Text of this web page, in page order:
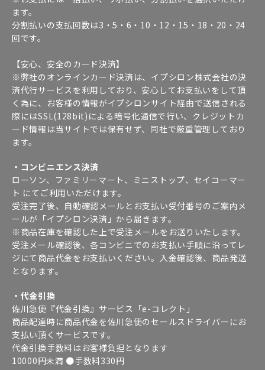
ます。
分割払いの支払回数は3・5・6・10・12・15・18・20・24
回です。
【安心、安全のカード決済】
※弊社のオンラインカード決済は、イプシロン株式会社の決
済代行サービスを利用しており、安心してお支払いをして頂
く為に、お客様の情報がイプシロンサイト経由で送信される
際にはSSL(128bit)による暗号化通信で行い、クレジットカ
ード情報は当サイトでは保有せず、同社で厳重管理しており
ます。
・コンビニエンス決済
ローソン、ファミリーマート、ミニストップ、セイコーマー
ト にてご利用いただけます。
受注完了後、自動確認メールとお支払い受付番号のご案内メ
ールが「イプシロン決済」から届きます。
※商品在庫を確認した上で受注メールをお送りいたします。
受注メール確認後、各コンビニでのお支払い手順に沿ってレ
ジにて商品代金をお支払いください。入金確認後、商品発送
となります。
・代金引換
佐川急便『代金引換』サービス「e-コレクト」
商品配達時に商品代金を佐川急便のセールスドライバーにお
支払い頂くサービスです。
代金引換手数料はお客様負担となります
10000円未満 ●手数料330円